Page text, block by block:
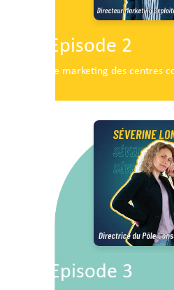
Episode 2
Le marketing des centres
Episode 3